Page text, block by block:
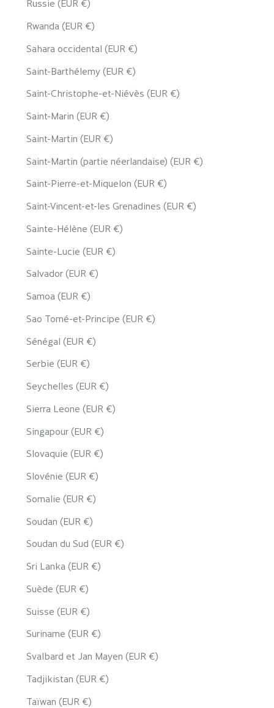
Russie (EUR €)
Rwanda (EUR €)
Sahara occidental (EUR €)
Saint-Barthélemy (EUR €)
Saint-Christophe-et-Niévès (EUR €)
Saint-Marin (EUR €)
Saint-Martin (EUR €)
Saint-Martin (partie néerlandaise) (EUR €)
Saint-Pierre-et-Miquelon (EUR €)
Saint-Vincent-et-les Grenadines (EUR €)
Sainte-Hélène (EUR €)
Sainte-Lucie (EUR €)
Salvador (EUR €)
Samoa (EUR €)
Sao Tomé-et-Principe (EUR €)
Sénégal (EUR €)
Serbie (EUR €)
Seychelles (EUR €)
Sierra Leone (EUR €)
Singapour (EUR €)
Slovaquie (EUR €)
Slovénie (EUR €)
Somalie (EUR €)
Soudan (EUR €)
Soudan du Sud (EUR €)
Sri Lanka (EUR €)
Suède (EUR €)
Suisse (EUR €)
Suriname (EUR €)
Svalbard et Jan Mayen (EUR €)
Tadjikistan (EUR €)
Taïwan (EUR €)